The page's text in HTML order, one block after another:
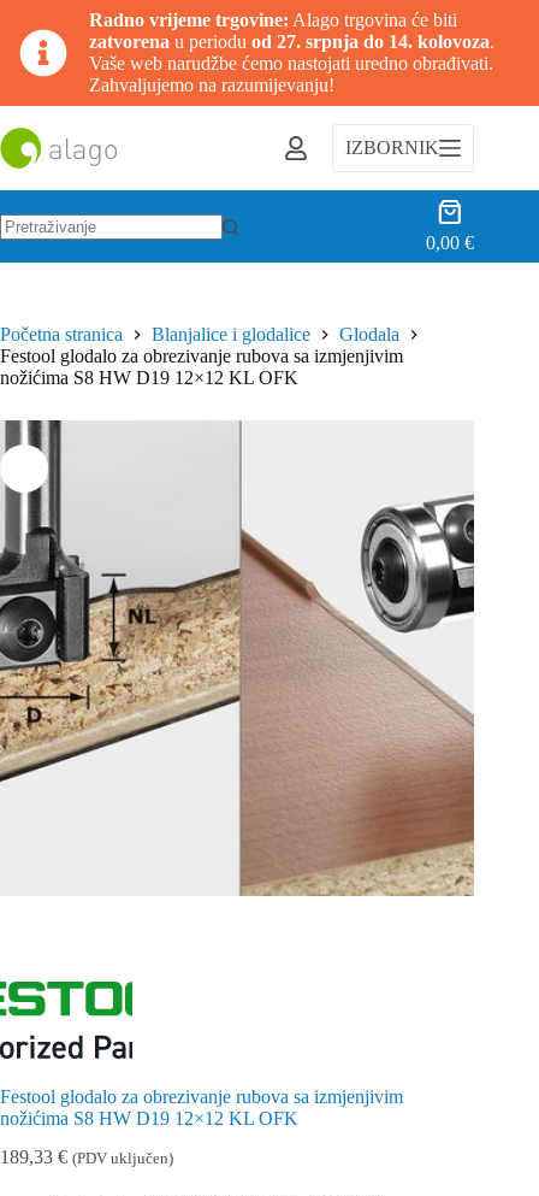
Radno vrijeme trgovine: Alago trgovina će biti
zatvorena u periodu od 27. srpnja do 14. kolovoza.
Vaše web narudžbe ćemo nastojati uredno obrađivati.
Zahvaljujemo na razumijevanju!
na
sadržaj
IZBORNIK
Košarica
0,00€
Početna stranica Blanjalice i glodalice
Glodala
Festool glodalo za obrezivanje rubova sa izmjenjivim
nožićima S8 HW D19 12×12 KL OFK
Festool glodalo za obrezivanje rubova sa izmjenjivim
nožićima S8 HW D19 12×12 KL OFK
189,33 € (PDV uključen)